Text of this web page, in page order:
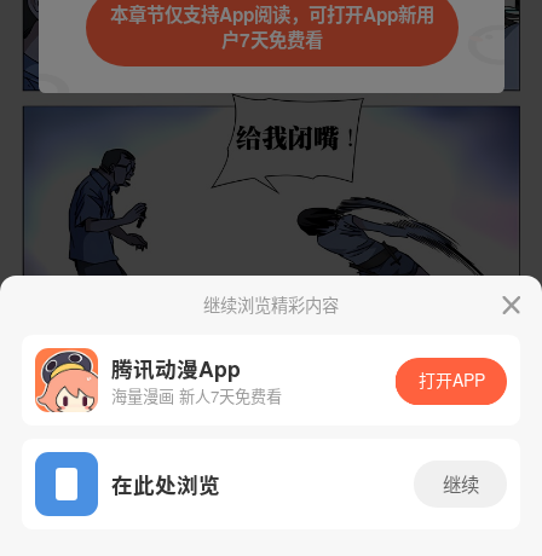
App免费看
下一话
继续浏览精彩内容
腾讯动漫App
海量漫画 新人7天免费看
打开APP
在此处浏览 继续
本章节仅支持App阅读，可打开App新用
户7天免费看立即前往